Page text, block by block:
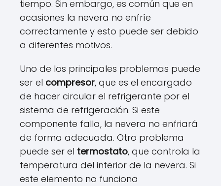
tiempo. Sin embargo, es común que en
ocasiones la nevera no enfríe
correctamente y esto puede ser debido
a diferentes motivos.
Uno de los principales problemas puede
ser el compresor, que es el encargado
de hacer circular el refrigerante por el
sistema de refrigeración. Si este
componente falla, la nevera no enfriará
de forma adecuada. Otro problema
puede ser el termostato, que controla la
temperatura del interior de la nevera. Si
este elemento no funciona